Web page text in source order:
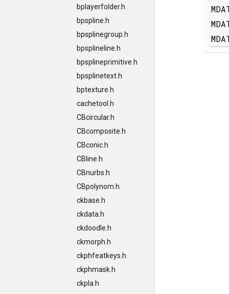
bplayerfolder.h
bpspline.h
bpsplinegroup.h
bpsplineline.h
bpsplineprimitive.h
bpsplinetext.h
bptexture.h
cachetool.h
CBcircular.h
CBcomposite.h
CBconic.h
CBline.h
CBnurbs.h
CBpolynom.h
ckbase.h
ckdata.h
ckdoodle.h
ckmorph.h
ckphfeatkeys.h
ckphmask.h
ckpla.h